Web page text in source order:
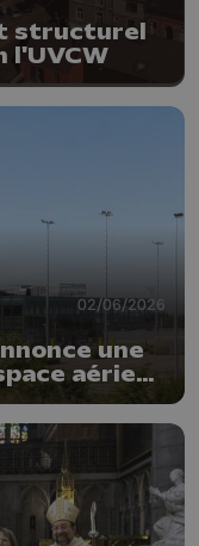
structurel
l'UVCW
02/06/2026
une
aérien